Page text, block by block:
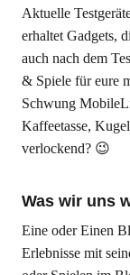
Aktuelle
erhaltet Gadgets,
auch nach dem
& Spiele für eure
Schwung
Kaffeetasse,
verlockend? 😉
Was wir uns
Eine oder Einen
Erlebnisse mit